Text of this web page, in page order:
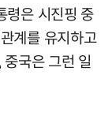
령은 시진핑 중
계를 유지하고
국은 그런 일